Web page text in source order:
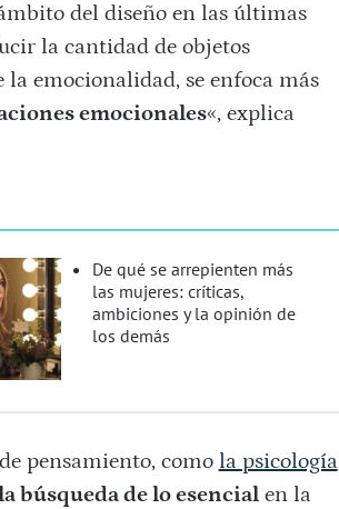
del diseño en las últimas
la cantidad de objetos
emocionalidad, se enfoca más
emocionales«, explica
De qué se arrepienten más
las mujeres: críticas,
ambiciones y la opinión de
los demás
pensamiento, como la psicología
búsqueda de lo esencialen la